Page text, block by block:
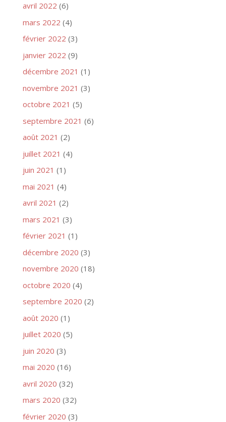
avril 2022 (6)
mars 2022 (4)
février 2022 (3)
janvier 2022 (9)
décembre 2021 (1)
novembre 2021 (3)
octobre 2021 (5)
septembre 2021 (6)
août 2021 (2)
juillet 2021 (4)
juin 2021 (1)
mai 2021 (4)
avril 2021 (2)
mars 2021 (3)
février 2021 (1)
décembre 2020 (3)
novembre 2020 (18)
octobre 2020 (4)
septembre 2020 (2)
août 2020 (1)
juillet 2020 (5)
juin 2020 (3)
mai 2020 (16)
avril 2020 (32)
mars 2020 (32)
février 2020 (3)